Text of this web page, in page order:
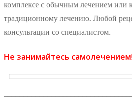
комплексе с обычным лечением или
традиционному лечению. Любой
консультации со специалистом.
Не занимайтесь самолечением!